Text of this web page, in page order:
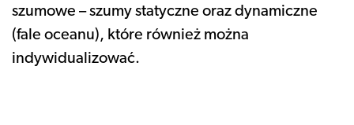
szumowe – szumy statyczne oraz dynamiczne
(fale oceanu), które również można
indywidualizować.